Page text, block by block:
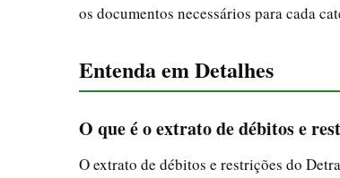
os documentos necessários para cada
Entenda em Detalhes
O que é o extrato de débitos e
O extrato de débitos e restrições do